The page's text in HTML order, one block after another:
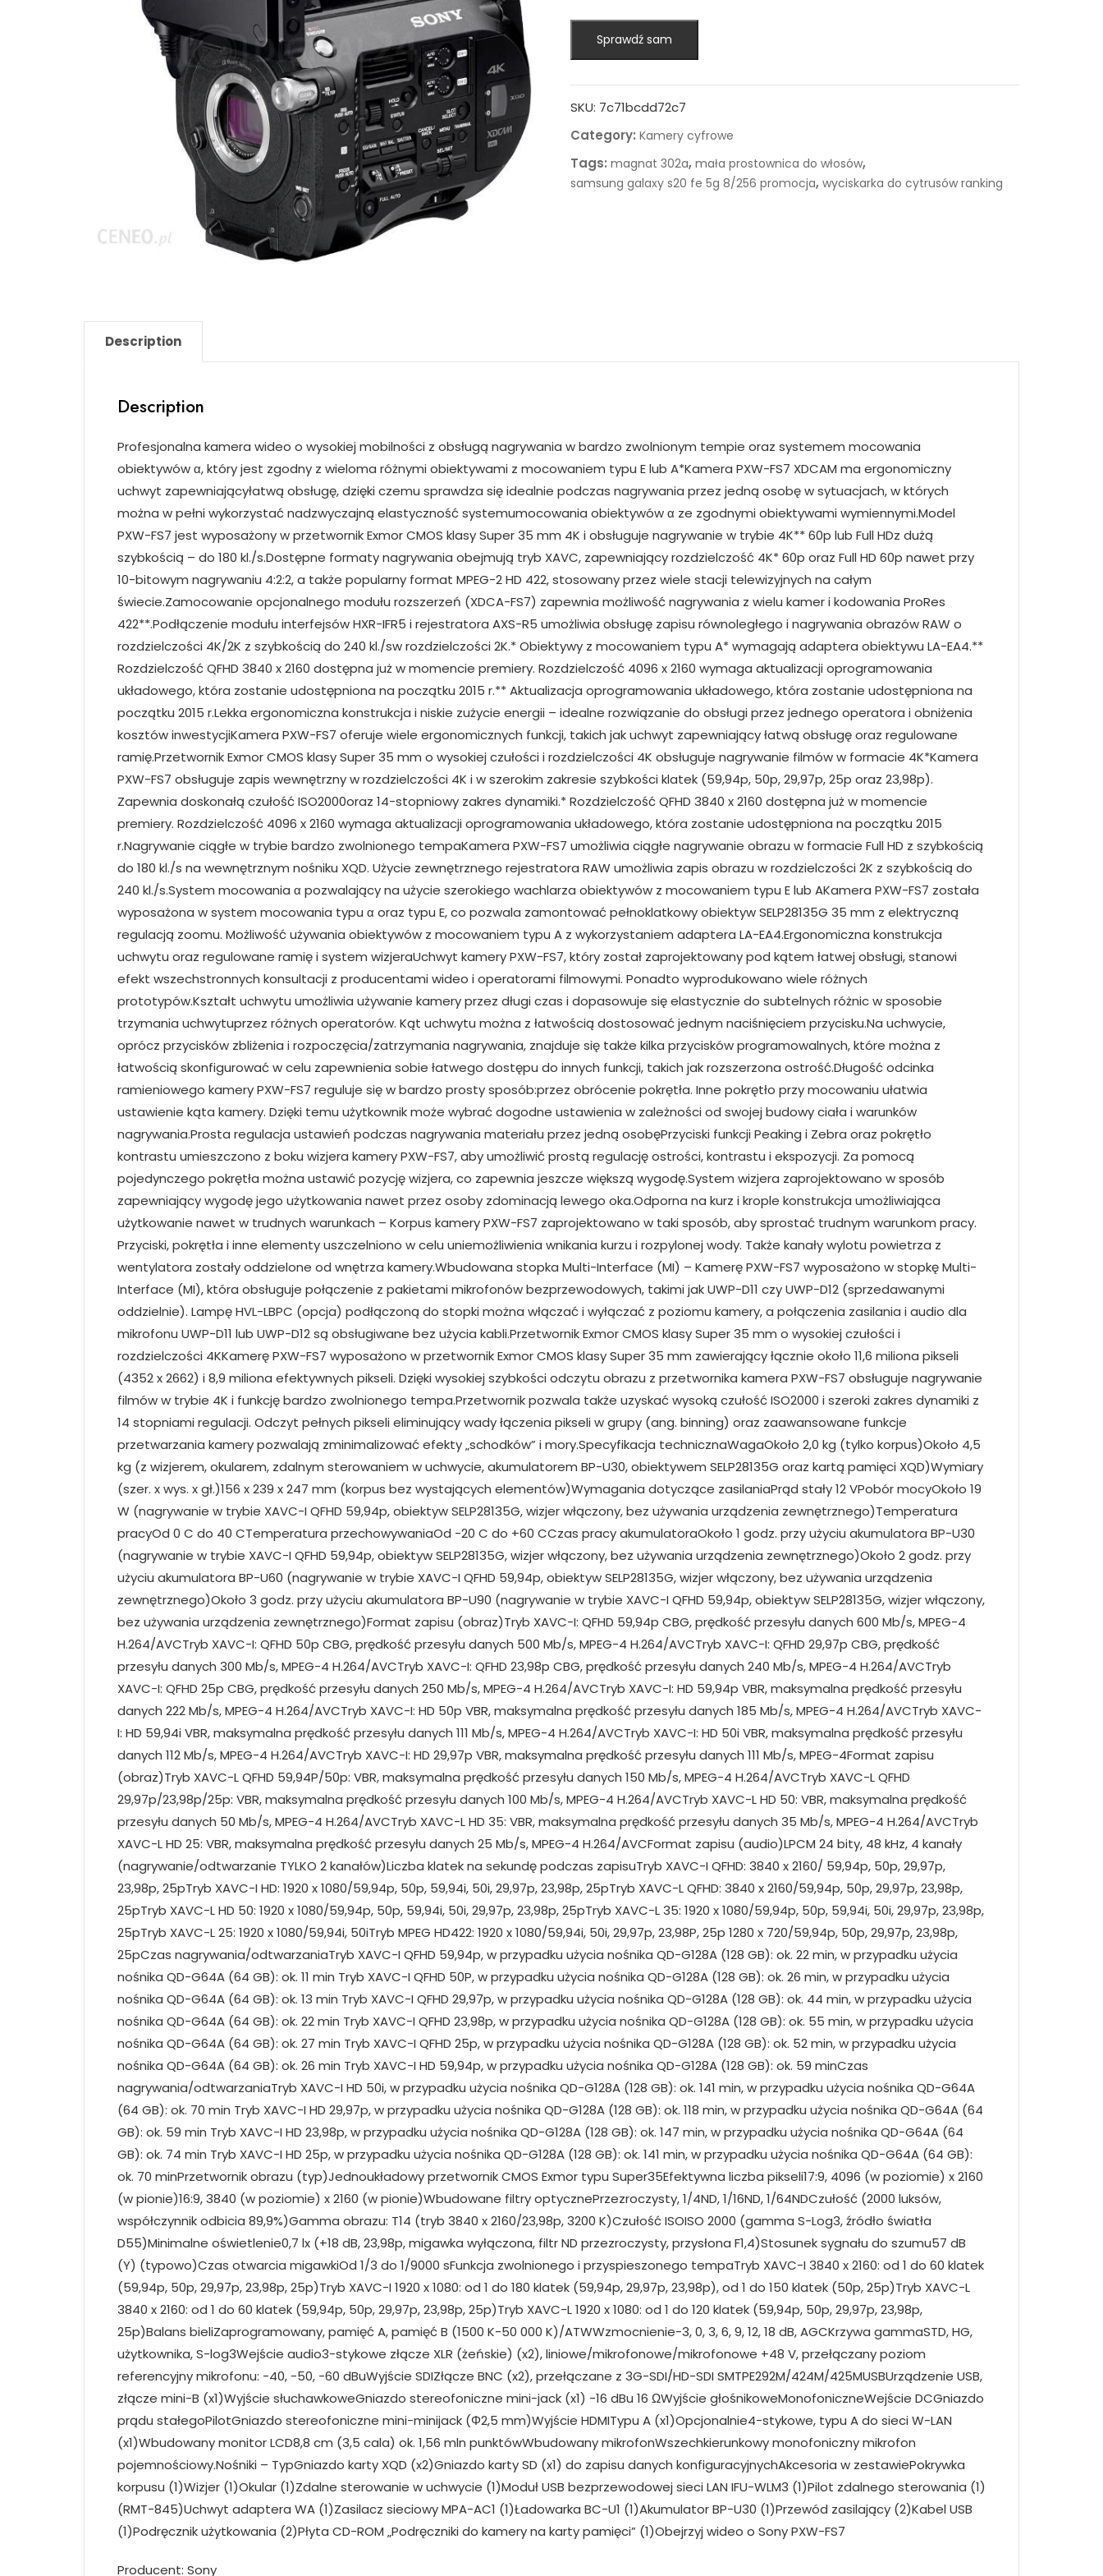
Sprawdź sam
SKU: 7c71bcdd72c7
Category: Kamery cyfrowe
Tags: magnat 302a, mała prostownica do włosów,
samsung galaxy s20 fe 5g 8/256 promocja, wyciskarka do cytrusów ranking
Description
Description
Profesjonalna kamera wideo o wysokiej mobilności z obsługą nagrywania w bardzo zwolnionym tempie oraz systemem mocowania obiektywów α, który jest zgodny z wieloma różnymi obiektywami z mocowaniem typu E lub A*Kamera PXW-FS7 XDCAM ma ergonomiczny uchwyt zapewniającyłatwą obsługę, dzięki czemu sprawdza się idealnie podczas nagrywania przez jedną osobę w sytuacjach, w których można w pełni wykorzystać nadzwyczajną elastyczność systemumocowania obiektywów α ze zgodnymi obiektywami wymiennymi.Model PXW-FS7 jest wyposażony w przetwornik Exmor CMOS klasy Super 35 mm 4K i obsługuje nagrywanie w trybie 4K** 60p lub Full HDz dużą szybkością – do 180 kl./s.Dostępne formaty nagrywania obejmują tryb XAVC, zapewniający rozdzielczość 4K* 60p oraz Full HD 60p nawet przy 10-bitowym nagrywaniu 4:2:2, a także popularny format MPEG-2 HD 422, stosowany przez wiele stacji telewizyjnych na całym świecie.Zamocowanie opcjonalnego modułu rozszerzeń (XDCA-FS7) zapewnia możliwość nagrywania z wielu kamer i kodowania ProRes 422**.Podłączenie modułu interfejsów HXR-IFR5 i rejestratora AXS-R5 umożliwia obsługę zapisu równoległego i nagrywania obrazów RAW o rozdzielczości 4K/2K z szybkością do 240 kl./sw rozdzielczości 2K.* Obiektywy z mocowaniem typu A* wymagają adaptera obiektywu LA-EA4.** Rozdzielczość QFHD 3840 x 2160 dostępna już w momencie premiery. Rozdzielczość 4096 x 2160 wymaga aktualizacji oprogramowania układowego, która zostanie udostępniona na początku 2015 r.** Aktualizacja oprogramowania układowego, która zostanie udostępniona na początku 2015 r.Lekka ergonomiczna konstrukcja i niskie zużycie energii – idealne rozwiązanie do obsługi przez jednego operatora i obniżenia kosztów inwestycjiKamera PXW-FS7 oferuje wiele ergonomicznych funkcji, takich jak uchwyt zapewniający łatwą obsługę oraz regulowane ramię.Przetwornik Exmor CMOS klasy Super 35 mm o wysokiej czułości i rozdzielczości 4K obsługuje nagrywanie filmów w formacie 4K*Kamera PXW-FS7 obsługuje zapis wewnętrzny w rozdzielczości 4K i w szerokim zakresie szybkości klatek (59,94p, 50p, 29,97p, 25p oraz 23,98p). Zapewnia doskonałą czułość ISO2000oraz 14-stopniowy zakres dynamiki.* Rozdzielczość QFHD 3840 x 2160 dostępna już w momencie premiery. Rozdzielczość 4096 x 2160 wymaga aktualizacji oprogramowania układowego, która zostanie udostępniona na początku 2015 r.Nagrywanie ciągłe w trybie bardzo zwolnionego tempaKamera PXW-FS7 umożliwia ciągłe nagrywanie obrazu w formacie Full HD z szybkością do 180 kl./s na wewnętrznym nośniku XQD. Użycie zewnętrznego rejestratora RAW umożliwia zapis obrazu w rozdzielczości 2K z szybkością do 240 kl./s.System mocowania α pozwalający na użycie szerokiego wachlarza obiektywów z mocowaniem typu E lub AKamera PXW-FS7 została wyposażona w system mocowania typu α oraz typu E, co pozwala zamontować pełnoklatkowy obiektyw SELP28135G 35 mm z elektryczną regulacją zoomu. Możliwość używania obiektywów z mocowaniem typu A z wykorzystaniem adaptera LA-EA4.Ergonomiczna konstrukcja uchwytu oraz regulowane ramię i system wizjeraUchwyt kamery PXW-FS7, który został zaprojektowany pod kątem łatwej obsługi, stanowi efekt wszechstronnych konsultacji z producentami wideo i operatorami filmowymi. Ponadto wyprodukowano wiele różnych prototypów.Kształt uchwytu umożliwia używanie kamery przez długi czas i dopasowuje się elastycznie do subtelnych różnic w sposobie trzymania uchwytuprzez różnych operatorów. Kąt uchwytu można z łatwością dostosować jednym naciśnięciem przycisku.Na uchwycie, oprócz przycisków zbliżenia i rozpoczęcia/zatrzymania nagrywania, znajduje się także kilka przycisków programowalnych, które można z łatwością skonfigurować w celu zapewnienia sobie łatwego dostępu do innych funkcji, takich jak rozszerzona ostrość.Długość odcinka ramieniowego kamery PXW-FS7 reguluje się w bardzo prosty sposób:przez obrócenie pokrętła. Inne pokrętło przy mocowaniu ułatwia ustawienie kąta kamery. Dzięki temu użytkownik może wybrać dogodne ustawienia w zależności od swojej budowy ciała i warunków nagrywania.Prosta regulacja ustawień podczas nagrywania materiału przez jedną osobęPrzyciski funkcji Peaking i Zebra oraz pokrętło kontrastu umieszczono z boku wizjera kamery PXW-FS7, aby umożliwić prostą regulację ostrości, kontrastu i ekspozycji. Za pomocą pojedynczego pokrętła można ustawić pozycję wizjera, co zapewnia jeszcze większą wygodę.System wizjera zaprojektowano w sposób zapewniający wygodę jego użytkowania nawet przez osoby zdominacją lewego oka.Odporna na kurz i krople konstrukcja umożliwiająca użytkowanie nawet w trudnych warunkach – Korpus kamery PXW-FS7 zaprojektowano w taki sposób, aby sprostać trudnym warunkom pracy. Przyciski, pokrętła i inne elementy uszczelniono w celu uniemożliwienia wnikania kurzu i rozpylonej wody. Także kanały wylotu powietrza z wentylatora zostały oddzielone od wnętrza kamery.Wbudowana stopka Multi-Interface (MI) – Kamerę PXW-FS7 wyposażono w stopkę Multi-Interface (MI), która obsługuje połączenie z pakietami mikrofonów bezprzewodowych, takimi jak UWP-D11 czy UWP-D12 (sprzedawanymi oddzielnie). Lampę HVL-LBPC (opcja) podłączoną do stopki można włączać i wyłączać z poziomu kamery, a połączenia zasilania i audio dla mikrofonu UWP-D11 lub UWP-D12 są obsługiwane bez użycia kabli.Przetwornik Exmor CMOS klasy Super 35 mm o wysokiej czułości i rozdzielczości 4KKamerę PXW-FS7 wyposażono w przetwornik Exmor CMOS klasy Super 35 mm zawierający łącznie około 11,6 miliona pikseli (4352 x 2662) i 8,9 miliona efektywnych pikseli. Dzięki wysokiej szybkości odczytu obrazu z przetwornika kamera PXW-FS7 obsługuje nagrywanie filmów w trybie 4K i funkcję bardzo zwolnionego tempa.Przetwornik pozwala także uzyskać wysoką czułość ISO2000 i szeroki zakres dynamiki z 14 stopniami regulacji. Odczyt pełnych pikseli eliminujący wady łączenia pikseli w grupy (ang. binning) oraz zaawansowane funkcje przetwarzania kamery pozwalają zminimalizować efekty „schodków” i mory.Specyfikacja technicznaWagaOkoło 2,0 kg (tylko korpus)Około 4,5 kg (z wizjerem, okularem, zdalnym sterowaniem w uchwycie, akumulatorem BP-U30, obiektywem SELP28135G oraz kartą pamięci XQD)Wymiary (szer. x wys. x gł.)156 x 239 x 247 mm (korpus bez wystających elementów)Wymagania dotyczące zasilaniaPrąd stały 12 VPobór mocyOkoło 19 W (nagrywanie w trybie XAVC-I QFHD 59,94p, obiektyw SELP28135G, wizjer włączony, bez używania urządzenia zewnętrznego)Temperatura pracyOd 0 C do 40 CTemperatura przechowywaniaOd -20 C do +60 CCzas pracy akumulatoraOkoło 1 godz. przy użyciu akumulatora BP-U30 (nagrywanie w trybie XAVC-I QFHD 59,94p, obiektyw SELP28135G, wizjer włączony, bez używania urządzenia zewnętrznego)Około 2 godz. przy użyciu akumulatora BP-U60 (nagrywanie w trybie XAVC-I QFHD 59,94p, obiektyw SELP28135G, wizjer włączony, bez używania urządzenia zewnętrznego)Około 3 godz. przy użyciu akumulatora BP-U90 (nagrywanie w trybie XAVC-I QFHD 59,94p, obiektyw SELP28135G, wizjer włączony, bez używania urządzenia zewnętrznego)Format zapisu (obraz)Tryb XAVC-I: QFHD 59,94p CBG, prędkość przesyłu danych 600 Mb/s, MPEG-4 H.264/AVCTryb XAVC-I: QFHD 50p CBG, prędkość przesyłu danych 500 Mb/s, MPEG-4 H.264/AVCTryb XAVC-I: QFHD 29,97p CBG, prędkość przesyłu danych 300 Mb/s, MPEG-4 H.264/AVCTryb XAVC-I: QFHD 23,98p CBG, prędkość przesyłu danych 240 Mb/s, MPEG-4 H.264/AVCTryb XAVC-I: QFHD 25p CBG, prędkość przesyłu danych 250 Mb/s, MPEG-4 H.264/AVCTryb XAVC-I: HD 59,94p VBR, maksymalna prędkość przesyłu danych 222 Mb/s, MPEG-4 H.264/AVCTryb XAVC-I: HD 50p VBR, maksymalna prędkość przesyłu danych 185 Mb/s, MPEG-4 H.264/AVCTryb XAVC-I: HD 59,94i VBR, maksymalna prędkość przesyłu danych 111 Mb/s, MPEG-4 H.264/AVCTryb XAVC-I: HD 50i VBR, maksymalna prędkość przesyłu danych 112 Mb/s, MPEG-4 H.264/AVCTryb XAVC-I: HD 29,97p VBR, maksymalna prędkość przesyłu danych 111 Mb/s, MPEG-4Format zapisu (obraz)Tryb XAVC-L QFHD 59,94P/50p: VBR, maksymalna prędkość przesyłu danych 150 Mb/s, MPEG-4 H.264/AVCTryb XAVC-L QFHD 29,97p/23,98p/25p: VBR, maksymalna prędkość przesyłu danych 100 Mb/s, MPEG-4 H.264/AVCTryb XAVC-L HD 50: VBR, maksymalna prędkość przesyłu danych 50 Mb/s, MPEG-4 H.264/AVCTryb XAVC-L HD 35: VBR, maksymalna prędkość przesyłu danych 35 Mb/s, MPEG-4 H.264/AVCTryb XAVC-L HD 25: VBR, maksymalna prędkość przesyłu danych 25 Mb/s, MPEG-4 H.264/AVCFormat zapisu (audio)LPCM 24 bity, 48 kHz, 4 kanały (nagrywanie/odtwarzanie TYLKO 2 kanałów)Liczba klatek na sekundę podczas zapisuTryb XAVC-I QFHD: 3840 x 2160/ 59,94p, 50p, 29,97p, 23,98p, 25pTryb XAVC-I HD: 1920 x 1080/59,94p, 50p, 59,94i, 50i, 29,97p, 23,98p, 25pTryb XAVC-L QFHD: 3840 x 2160/59,94p, 50p, 29,97p, 23,98p, 25pTryb XAVC-L HD 50: 1920 x 1080/59,94p, 50p, 59,94i, 50i, 29,97p, 23,98p, 25pTryb XAVC-L 35: 1920 x 1080/59,94p, 50p, 59,94i, 50i, 29,97p, 23,98p, 25pTryb XAVC-L 25: 1920 x 1080/59,94i, 50iTryb MPEG HD422: 1920 x 1080/59,94i, 50i, 29,97p, 23,98P, 25p 1280 x 720/59,94p, 50p, 29,97p, 23,98p, 25pCzas nagrywania/odtwarzaniaTryb XAVC-I QFHD 59,94p, w przypadku użycia nośnika QD-G128A (128 GB): ok. 22 min, w przypadku użycia nośnika QD-G64A (64 GB): ok. 11 min Tryb XAVC-I QFHD 50P, w przypadku użycia nośnika QD-G128A (128 GB): ok. 26 min, w przypadku użycia nośnika QD-G64A (64 GB): ok. 13 min Tryb XAVC-I QFHD 29,97p, w przypadku użycia nośnika QD-G128A (128 GB): ok. 44 min, w przypadku użycia nośnika QD-G64A (64 GB): ok. 22 min Tryb XAVC-I QFHD 23,98p, w przypadku użycia nośnika QD-G128A (128 GB): ok. 55 min, w przypadku użycia nośnika QD-G64A (64 GB): ok. 27 min Tryb XAVC-I QFHD 25p, w przypadku użycia nośnika QD-G128A (128 GB): ok. 52 min, w przypadku użycia nośnika QD-G64A (64 GB): ok. 26 min Tryb XAVC-I HD 59,94p, w przypadku użycia nośnika QD-G128A (128 GB): ok. 59 minCzas nagrywania/odtwarzaniaTryb XAVC-I HD 50i, w przypadku użycia nośnika QD-G128A (128 GB): ok. 141 min, w przypadku użycia nośnika QD-G64A (64 GB): ok. 70 min Tryb XAVC-I HD 29,97p, w przypadku użycia nośnika QD-G128A (128 GB): ok. 118 min, w przypadku użycia nośnika QD-G64A (64 GB): ok. 59 min Tryb X
Producent: Sony